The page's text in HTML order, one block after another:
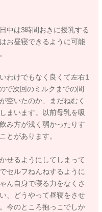
中は3時間おきに授乳する
お昼寝できるように可能
わけでもなく良くて左右1
で次回のミルクまでの間
空いたのか、まだねむく
まいます。以前母乳を吸
み方が浅く弱かったりす
とがあります。
せるようにしてしまって
セルフねんねするように
ん自身で寝る力をなくさ
、どうやって昼寝をさせ
今のところ抱っこでしか